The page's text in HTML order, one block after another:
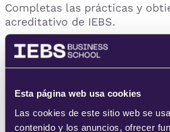
Esta página web usa cookies
Las cookies de este sitio web se
contenido y los anuncios, ofrecer
Completas las prácticas y
acreditativo de IEBS.